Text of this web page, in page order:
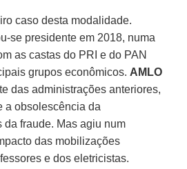
caso desta modalidade.
se presidente em 2018, numa
as castas do PRI e do PAN
grupos econômicos. AMLO
das administrações anteriores,
a obsolescência da
da fraude. Mas agiu num
das mobilizações
e dos eletricistas.